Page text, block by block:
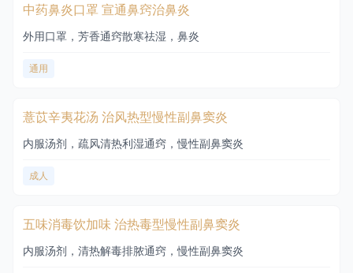
中药鼻炎口罩 宣通鼻窍治鼻炎
外用口罩，芳香通窍散寒祛湿，鼻炎
通用
薏苡辛夷花汤 治风热型慢性副鼻窦炎
内服汤剂，疏风清热利湿通窍，慢性副鼻窦炎
成人
五味消毒饮加味 治热毒型慢性副鼻窦炎
内服汤剂，清热解毒排脓通窍，慢性副鼻窦炎